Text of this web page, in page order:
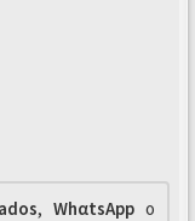
, WhαtsAppo